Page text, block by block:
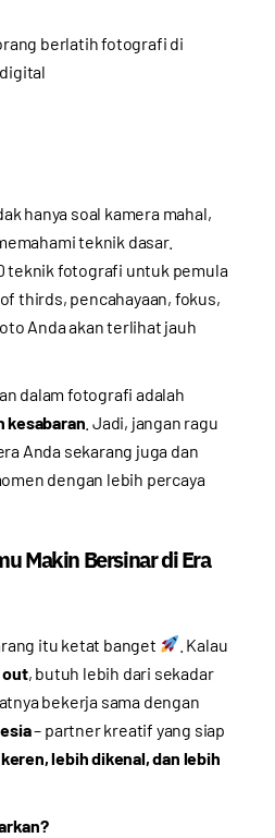
berlatih fotografi di
hanya soal kamera mahal,
teknik dasar.
teknik fotografi untuk pemula
thirds, pencahayaan, fokus,
Anda akan terlihat jauh
dalam fotografi adalah
kesabaran . Jadi, jangan ragu
Anda sekarang juga dan
dengan lebih percaya
Makin Bersinar di Era
itu ketat banget
. Kalau
out, butuh lebih dari sekadar
bekerja sama dengan
– partner kreatif yang siap
lebih dikenal, dan lebih